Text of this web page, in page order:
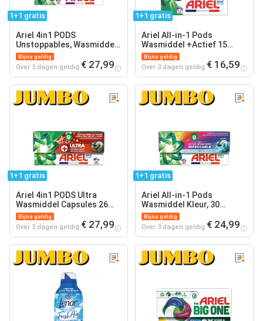
1+1 gratis
Ariel 4in1 PODS
Unstoppables, Wasmiddel
Capsules 26
Bijna geldig
Over 3 dagen geldig € 27,99
1+1 gratis
Ariel All-in-1 Pods
Wasmiddel +Actief 15
Wasbeurten
Bijna geldig
Over 3 dagen geldig € 16,59
1+1 gratis
Ariel 4in1 PODS Ultra
Wasmiddel Capsules 26
Wasbeurten
Bijna geldig
Over 3 dagen geldig € 27,99
1+1 gratis
Ariel All-in-1 Pods
Wasmiddel Kleur, 30
Wasbeurten
Bijna geldig
Over 3 dagen geldig € 24,99